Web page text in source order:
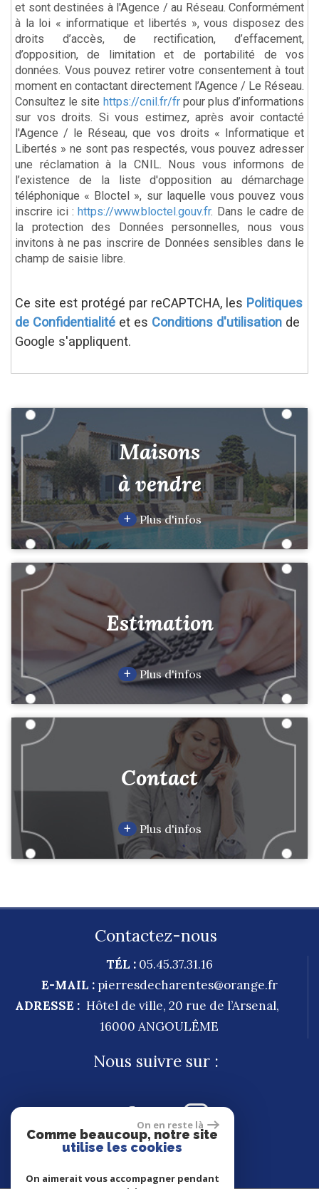
et sont destinées à l'Agence / au Réseau. Conformément
à la loi « informatique et libertés », vous disposez des
droits d’accès, de rectification, d’effacement,
d’opposition, de limitation et de portabilité de vos
données. Vous pouvez retirer votre consentement à tout
moment en contactant directement l’Agence / Le Réseau.
Consultez le site https://cnil.fr/frpour plus d’informations
sur vos droits. Si vous estimez, après avoir contacté
l'Agence / le Réseau, que vos droits « Informatique et
Libertés » ne sont pas respectés, vous pouvez adresser
une réclamation à la CNIL. Nous vous informons de
l’existence de la liste d'opposition au démarchage
téléphonique « Bloctel », sur laquelle vous pouvez vous
inscrire ici : https://www.bloctel.gouv.fr. Dans le cadre de
la protection des Données personnelles, nous vous
invitons à ne pas inscrire de Données sensibles dans le
champ de saisie libre.
Ce site est protégé par reCAPTCHA, les Politiques
de Confidentialité et es Conditions d'utilisation de
Google s'appliquent.
Maisons
à vendre
+ Plus d'infos
Estimation
+ Plus d'infos
Contact
+ Plus d'infos
Contactez-nous
TÉL : 05.45.37.31.16
E-MAIL : pierresdecharentes@orange.fr
ADRESSE : Hôtel de ville, 20 rue de l’Arsenal,
16000 ANGOULÊME
Nous suivre sur :
On en reste là
Comme beaucoup, notre site
utilise les cookies
On aimerait vous accompagner pendant